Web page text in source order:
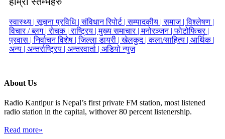
स्वास्थ्य |सूचना प्रविधि |संविधान रिपोर्ट |सम्पादकीय |समाज |विश्लेषण |
विचार / ब्लग |रोचक |राष्ट्रिय |मुख्य समाचार |मनोरञ्जन |फोटोफिचर |
प्रवास |निर्वाचन विशेष |जिल्ला डायरी |खेलकुद |कला/साहित्य | आर्थिक |
अन्य | अन्तर्राष्ट्रिय | अन्तरवार्ता | अडियो न्युज
About Us
Radio Kantipur is Nepal’s first private FM station, most listened
radio station in the capital, withover 80 percent listenership.
Read more»